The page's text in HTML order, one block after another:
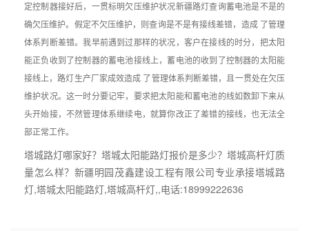
定控制器接好后，一贯标明欠压维护状况新疆路灯查询蓄电池是不是的
确欠压维护。假定不欠压维护，则查询是不是有接线差错，造成 了管理
体系判断差错。我早前遇到过那样的状况，客户在接线的时分，把太阳
能正负收到了控制器的蓄电池接线上，蓄电池的收到了控制器的太阳能
接线上，路灯生产厂家成效造成 了管理体系判断差错，且一贯处在欠压
维护状况。这一时分要记牢，要求把太阳能和蓄电池的线如数卸下来从
头开始接，不然管理体系继续电，就算你改正了差错的接线，也无法全
部正常工作。
塔城路灯哪家好？塔城太阳能路灯报价是多少？塔城高杆灯质
量怎么样？新疆明园茂鑫建设工程有限公司专业承接塔城路
灯,塔城太阳能路灯,塔城高杆灯,,电话:18999222636